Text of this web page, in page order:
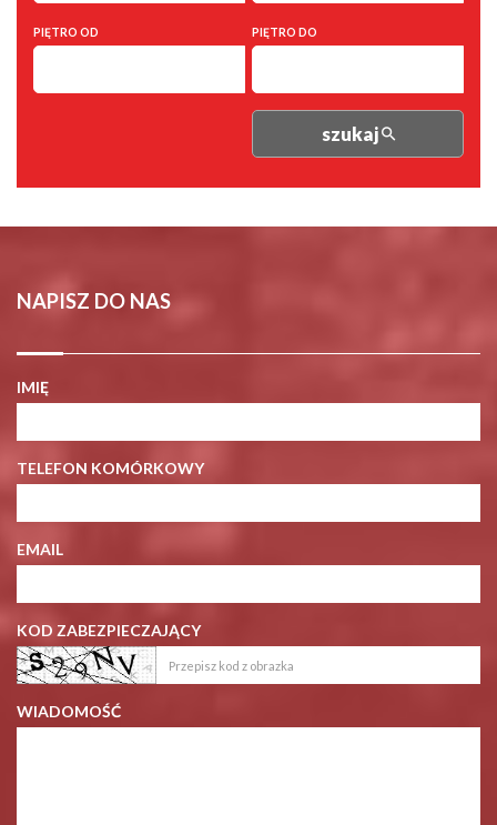
PIĘTRO OD PIĘTRO DO
szukaj
NAPISZ DO NAS
IMIĘ
TELEFON KOMÓRKOWY
EMAIL
KOD ZABEZPIECZAJĄCY
WIADOMOŚĆ